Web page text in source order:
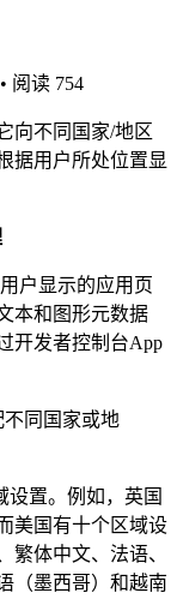
• 阅读 754
向不同国家/地区
据用户所处位置显
户显示的应用页
本和图形元数据
开发者控制台App
设置。例如，英国
美国有十个区域设
繁体中文、法语、
（墨西哥）和越南